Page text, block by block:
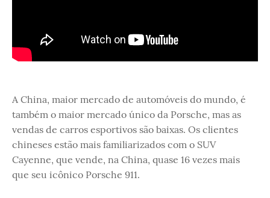
A China, maior mercado de automóveis do mundo, é
também o maior mercado único da Porsche, mas as
vendas de carros esportivos são baixas. Os clientes
chineses estão mais familiarizados com o SUV
Cayenne, que vende, na China, quase 16 vezes mais
que seu icônico Porsche 911.